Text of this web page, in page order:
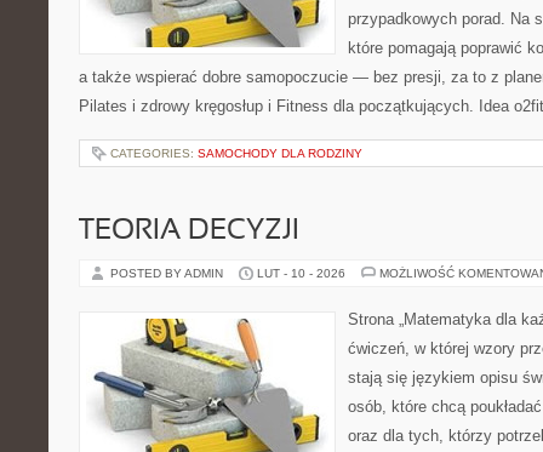
przypadkowych porad. Na
które pomagają poprawić
a także wspierać dobre samopoczucie — bez presji, za to z
Pilates i zdrowy kręgosłup i Fitness dla początkujących. Idea
CATEGORIES: SAMOCHODY DLA RODZINY
TEORIA DECYZJI
POSTED BY ADMIN LUT - 10 - 2026 MOŻLIWOŚĆ
Strona „Matematyka dla
ćwiczeń, w której wzory
stają się językiem opisu
osób, które chcą
oraz dla tych, którzy